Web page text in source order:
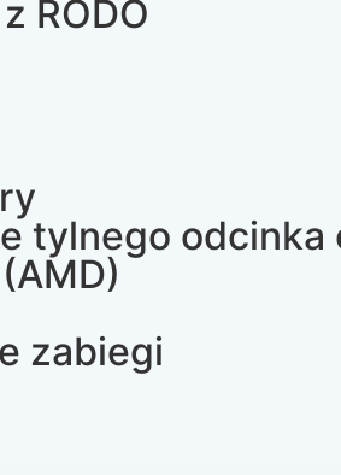
RODO
tylnego odcinka
zabiegi